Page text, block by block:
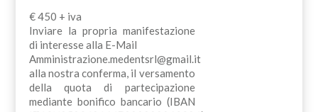
€ 450 + iva
Inviare la propria manifestazione
di interesse alla E-Mail
Amministrazione.medentsrl@gmail.it
alla nostra conferma, il versamento
della quota di partecipazione
mediante bonifico bancario (IBAN